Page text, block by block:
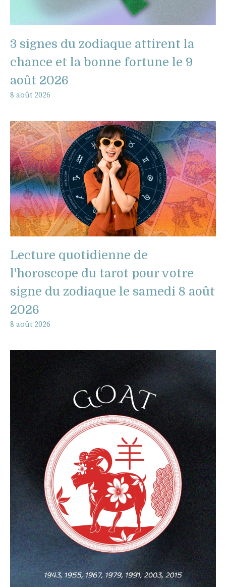
3 signes du zodiaque attirent la
chance et la bonne fortune le 9
août 2026
8 août 2026
Lecture quotidienne de
l'horoscope du tarot pour votre
signe du zodiaque le samedi 8 août
2026
8 août 2026